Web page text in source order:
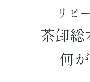
リピ
茶卸総
何